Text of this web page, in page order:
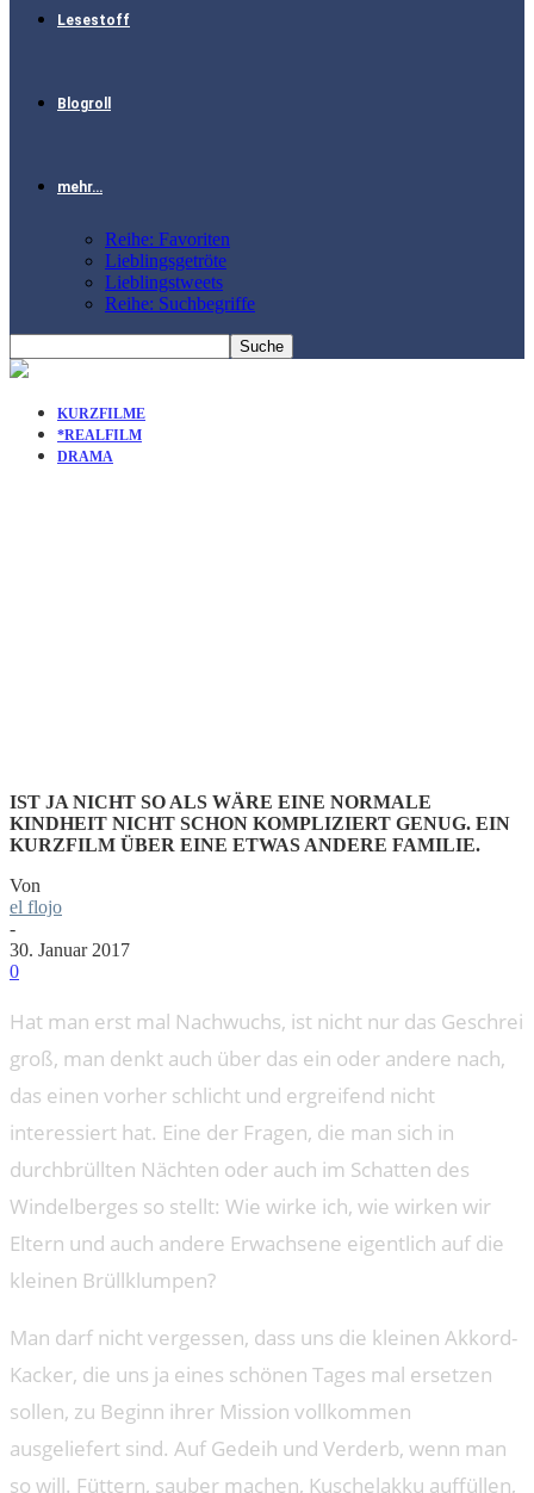
Lesestoff
Blogroll
mehr…
Reihe: Favoriten
Lieblingsgetröte
Lieblingstweets
Reihe: Suchbegriffe
KURZFILME
*REALFILM
DRAMA
IST JA NICHT SO ALS WÄRE EINE NORMALE
KINDHEIT NICHT SCHON KOMPLIZIERT GENUG. EIN
KURZFILM ÜBER EINE ETWAS ANDERE FAMILIE.
Von
el flojo
-
30. Januar 2017
0
Hat man erst mal Nachwuchs, ist nicht nur das Geschrei
groß, man denkt auch über das ein oder andere nach,
das einen vorher schlicht und ergreifend nicht
interessiert hat. Eine der Fragen, die man sich in
durchbrüllten Nächten oder auch im Schatten des
Windelberges so stellt: Wie wirke ich, wie wirken wir
Eltern und auch andere Erwachsene eigentlich auf die
kleinen Brüllklumpen?
Man darf nicht vergessen, dass uns die kleinen Akkord-
Kacker, die uns ja eines schönen Tages mal ersetzen
sollen, zu Beginn ihrer Mission vollkommen
ausgeliefert sind. Auf Gedeih und Verderb, wenn man
so will. Füttern, sauber machen, Kuschelakku auffüllen,